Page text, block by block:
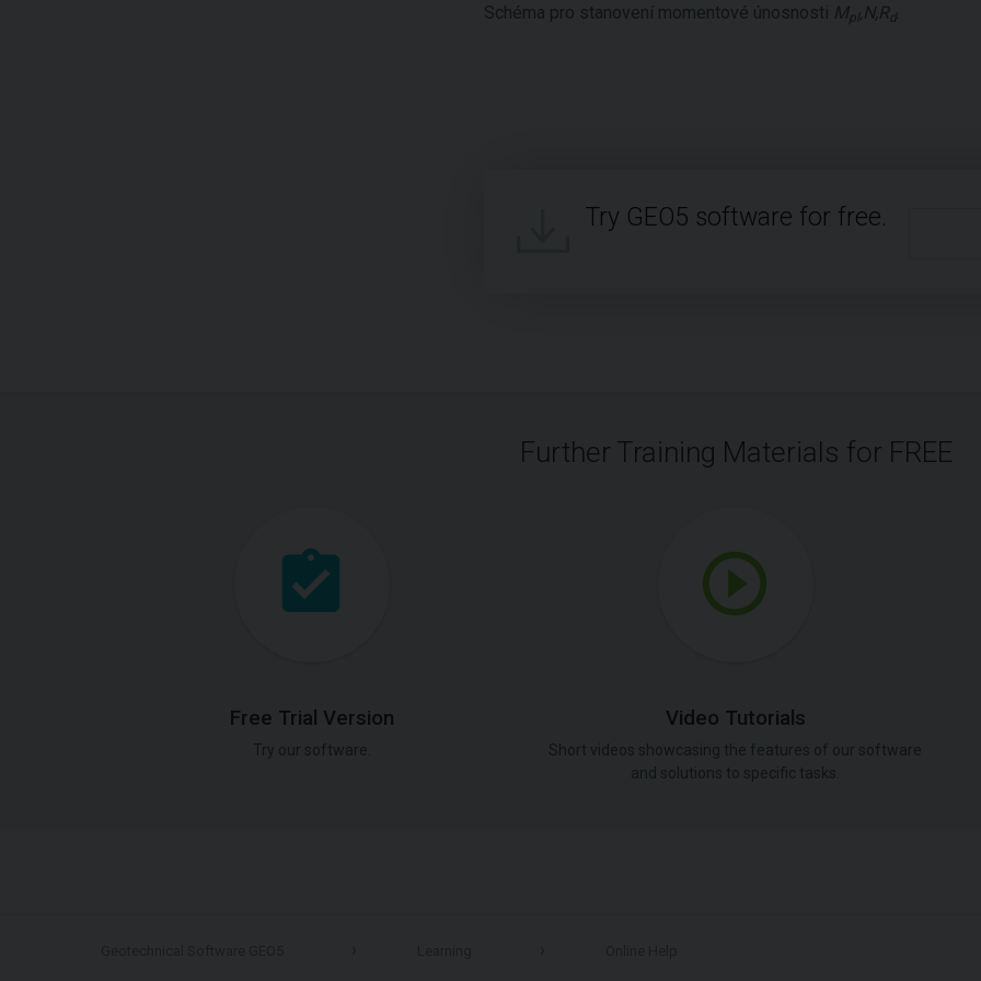
Schéma pro stanovení momentové únosnosti Mpl,N,Rd.
Try GEO5 software for free.
Further Training Materials for FREE
Free Trial Version Video Tutorials